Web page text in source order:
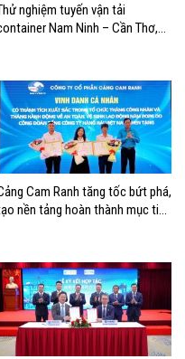
nghiệm tuyến vận tải
Nam Ninh – Cần Thơ,
Cam Ranh tăng tốc bứt phá,
nền tảng hoàn thành mục tiêu